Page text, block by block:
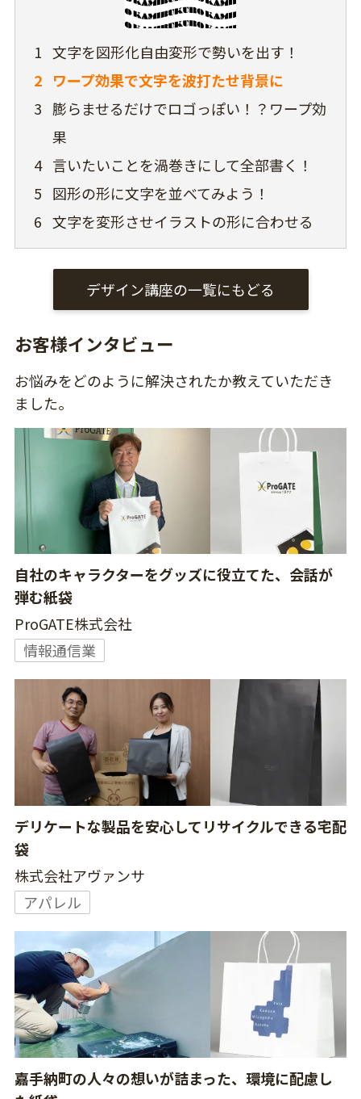
1 文字を図形化自由変形で勢いを出す！
2 ワープ効果で文字を波打たせ背景に
3 膨らませるだけでロゴっぽい！？ワープ効
果
4 言いたいことを渦巻きにして全部書く！
5 図形の形に文字を並べてみよう！
6 文字を変形させイラストの形に合わせる
デザイン講座の一覧にもどる
お客様インタビュー
お悩みをどのように解決されたか教えていただき
ました。
自社のキャラクターをグッズに役立てた、会話が
弾む紙袋
ProGATE株式会社
情報通信業
デリケートな製品を安心してリサイクルできる宅配
袋
株式会社アヴァンサ
アパレル
嘉手納町の人々の想いが詰まった、環境に配慮し